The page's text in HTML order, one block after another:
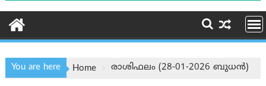
You are here Home രാശിഫലം (28-01-2026 ബുധന്‍)